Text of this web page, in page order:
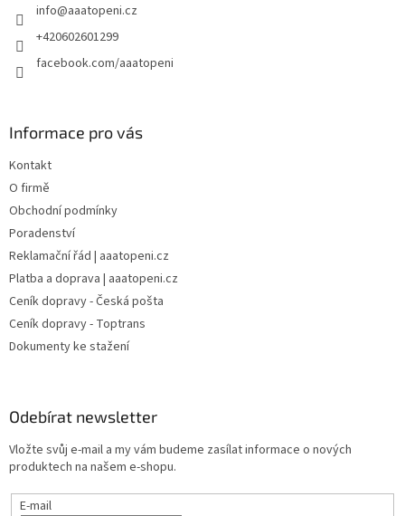
info@aaatopeni.cz
+420602601299
facebook.com/aaatopeni
Informace pro vás
Kontakt
O firmě
Obchodní podmínky
Poradenství
Reklamační řád | aaatopeni.cz
Platba a doprava | aaatopeni.cz
Ceník dopravy - Česká pošta
Ceník dopravy - Toptrans
Dokumenty ke stažení
Odebírat newsletter
Vložte svůj e-mail a my vám budeme zasílat informace o nových
produktech na našem e-shopu.
E-mail